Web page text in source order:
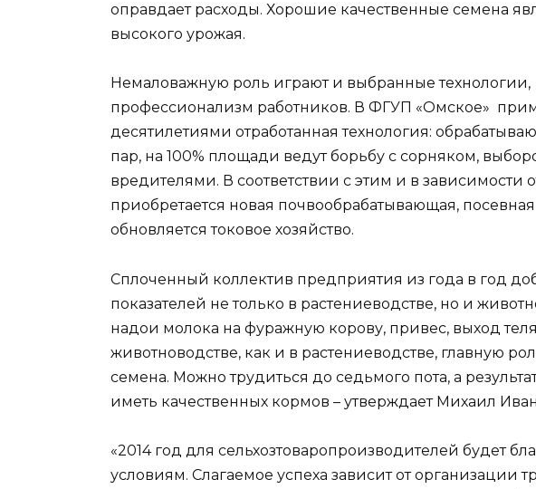
оправдает расходы. Хорошие качественные семена
высокого урожая.
Немаловажную роль играют и выбранные технологии,
профессионализм работников. В ФГУП «Омское»
десятилетиями отработанная технология:
пар, на 100% площади ведут борьбу с сорняком,
вредителями. В соответствии с этим и в зависимости
приобретается новая почвообрабатывающая,
обновляется токовое хозяйство.
Сплоченный коллектив предприятия из года в год
показателей не только в растениеводстве, но и
надои молока на фуражную корову, привес, выход
животноводстве, как и в растениеводстве, главную
семена. Можно трудиться до седьмого пота, а
иметь качественных кормов – утверждает Михаил
«2014 год для сельхозтоваропроизводителей будет
условиям. Слагаемое успеха зависит от организации